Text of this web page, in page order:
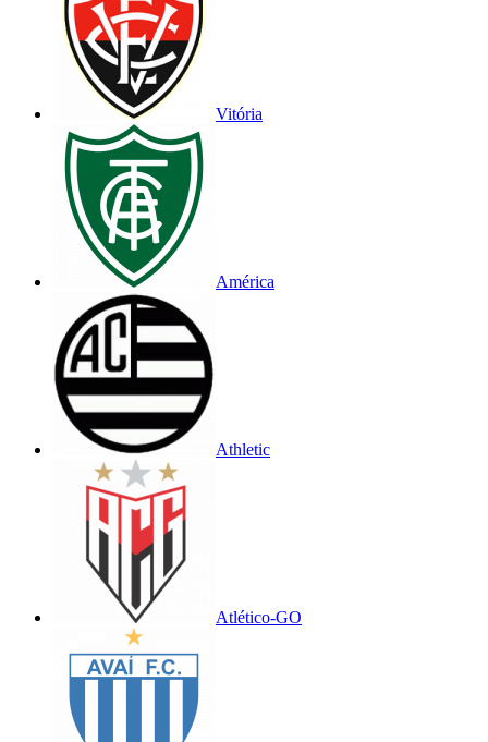
Vitória
América
Athletic
Atlético-GO